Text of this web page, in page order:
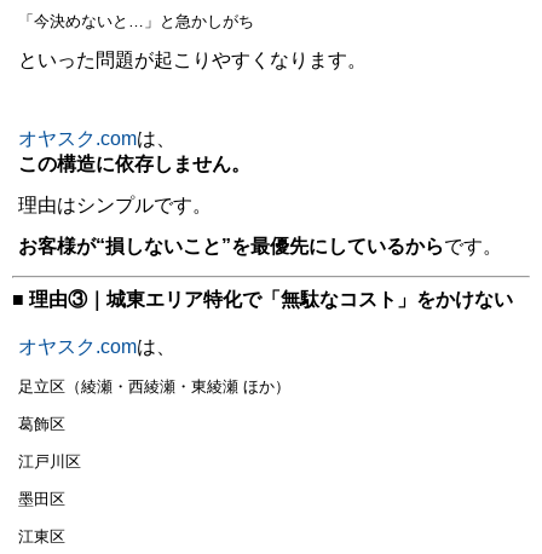
「今決めないと…」と急かしがち
といった問題が起こりやすくなります。
オヤスク.comは、
この構造に依存しません。
理由はシンプルです。
お客様が“損しないこと”を最優先にしているからです。
■ 理由③｜城東エリア特化で「無駄なコスト」をかけない
オヤスク.comは、
足立区（綾瀬・西綾瀬・東綾瀬 ほか）
葛飾区
江戸川区
墨田区
江東区